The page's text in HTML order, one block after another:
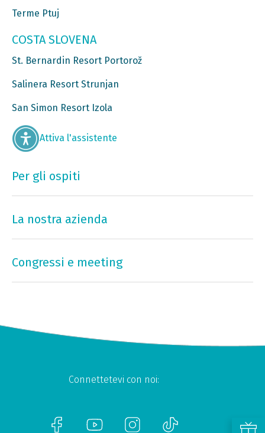
Terme Ptuj
COSTA SLOVENA
St. Bernardin Resort Portorož
Salinera Resort Strunjan
San Simon Resort Izola
Attiva l'assistente
Per gli ospiti
La nostra azienda
Congressi e meeting
Connettetevi con noi: